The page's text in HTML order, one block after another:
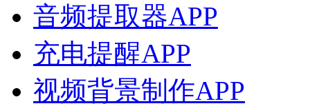
音频提取器APP
充电提醒APP
视频背景制作APP